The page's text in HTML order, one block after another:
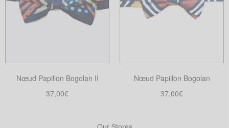
Nœud Papillon Bogolan II
37,00€
Nœud Papillon Bogolan
37,00€